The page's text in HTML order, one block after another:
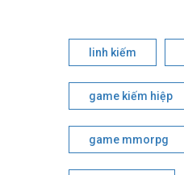
linh kiếm
game kiếm hiệp
game mmorpg